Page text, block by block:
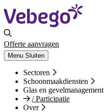
Offerte aanvragen
Menu Sluiten
Sectoren
Schoonmaakdiensten
Glas en gevelmanagement
/Participatie
Over